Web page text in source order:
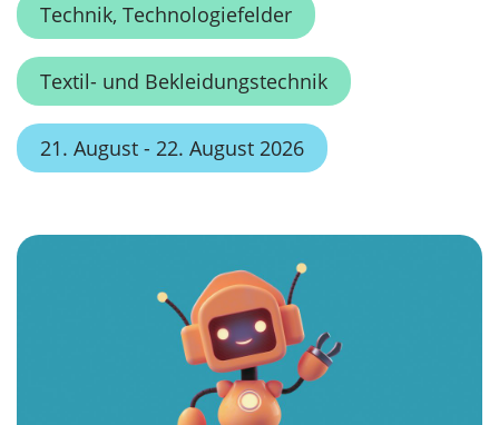
Technik, Technologiefelder
Textil- und Bekleidungstechnik
21. August - 22. August 2026